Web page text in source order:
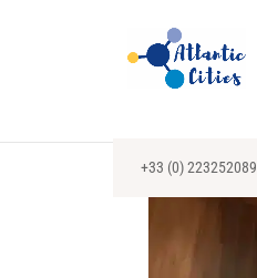
+33 (0) 223252089